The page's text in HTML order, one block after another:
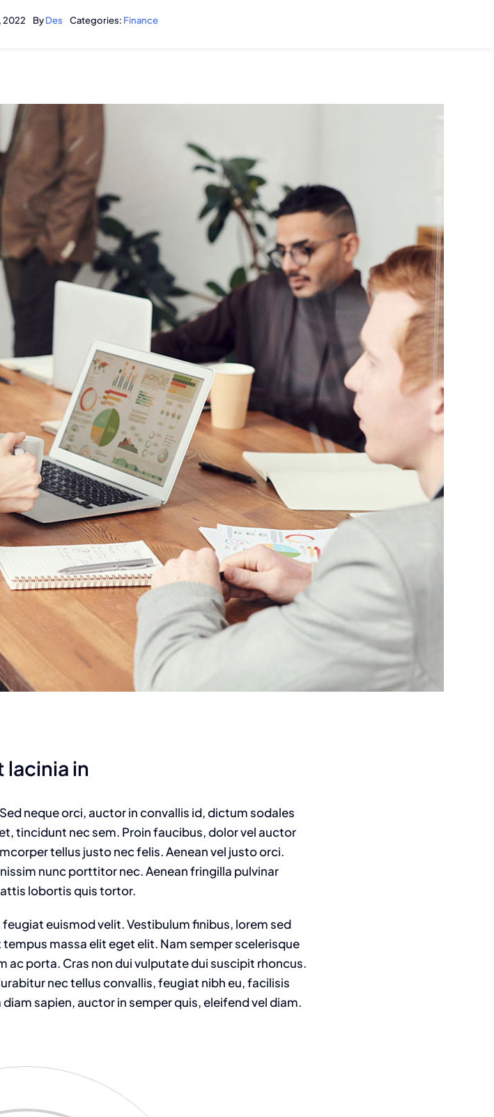
2022 ByDes Categories: Finance
in
neque orci, auctor in convallis id, dictum sodales
tincidunt nec sem. Proin faucibus, dolor vel auctor
tellus justo nec felis. Aenean vel justo orci.
nunc porttitor nec. Aenean fringilla pulvinar
lobortis quis tortor.
euismod velit. Vestibulum finibus, lorem sed
massa elit eget elit. Nam semper scelerisque
porta. Cras non dui vulputate dui suscipit rhoncus.
nec tellus convallis, feugiat nibh eu, facilisis
sapien, auctor in semper quis, eleifend vel diam.